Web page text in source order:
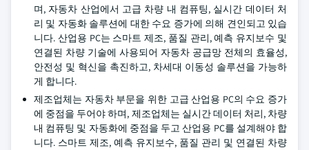
며, 자동차 산업에서 고급 차량 내 컴퓨팅, 실시간 데이터 처
리 및 자동화 솔루션에 대한 수요 증가에 의해 견인되고 있습
니다. 산업용 PC는 스마트 제조, 품질 관리, 예측 유지보수 및
연결된 차량 기술에 사용되어 자동차 공급망 전체의 효율성,
안전성 및 혁신을 촉진하고, 차세대 이동성 솔루션을 가능하
게 합니다.
제조업체는 자동차 부문을 위한 고급 산업용 PC의 수요 증가
에 중점을 두어야 하며, 제조업체는 실시간 데이터 처리, 차량
내 컴퓨팅 및 자동화에 중점을 두고 산업용 PC를 설계해야 합
니다. 스마트 제조, 예측 유지보수, 품질 관리 및 연결된 차량